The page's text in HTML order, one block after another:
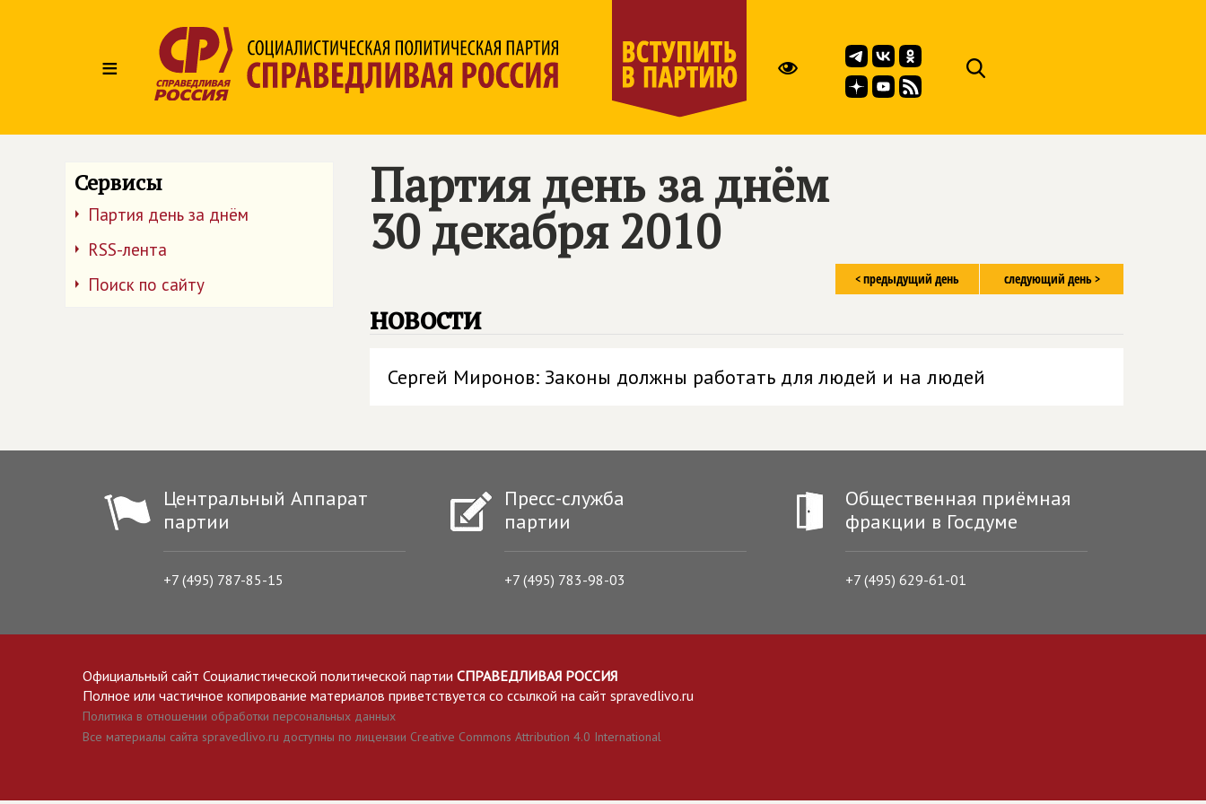
≡
Сервисы
Партия день за днём
RSS-лента
Поиск по сайту
Партия день за днём
30 декабря 2010
следующий день >
< предыдущий день
новости
Сергей Миронов: Законы должны работать для людей и на людей
Центральный Аппарат
партии
+7 (495) 787-85-15
Пресс-служба
партии
+7 (495) 783-98-03
Общественная приёмная
фракции в Госдуме
+7 (495) 629-61-01
Официальный сайт Социалистической политической партии СПРАВЕДЛИВАЯ РОССИЯ
Полное или частичное копирование материалов приветствуется со ссылкой на сайт spravedlivo.ru
Политика в отношении обработки персональных данных
Все материалы сайта spravedlivo.ru доступны по лицензии Creative Commons Attribution 4.0 International